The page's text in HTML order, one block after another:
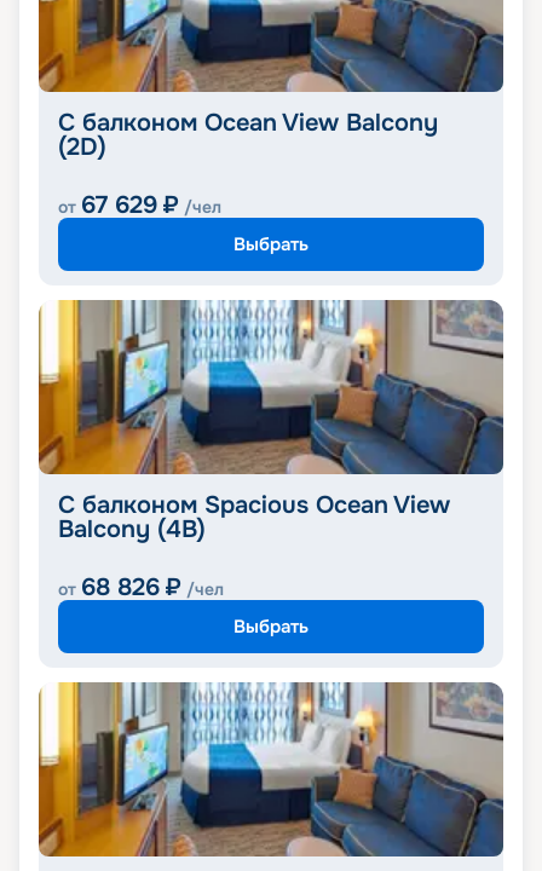
С балконом Ocean View Balcony
(2D)
от 67 629 ₽ /чел
Выбрать
С балконом Spacious Ocean View
Balcony (4B)
от 68 826 ₽ /чел
Выбрать